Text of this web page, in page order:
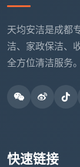
天均安洁是成都
洁、家政保洁、
全方位清洁服务
快速链接